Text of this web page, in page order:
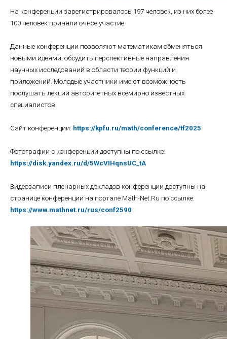
На конференции зарегистрировалось 197 человек, из них более
100 человек приняли очное участие.
Данные конференции позволяют математикам обменяться
новыми идеями, обсудить перспективные направления
научных исследований в области теории функций и
приложений. Молодые участники имеют возможность
послушать лекции авторитетных всемирно известных
специалистов.
Сайт конференции: https://kpfu.ru/math/conference/tf2025
Фотографии с конференции доступны по ссылке:
https://disk.yandex.ru/d/5WcVIHqnsUC_tA
Видеозаписи пленарных докладов конференции доступны на
странице конференции на портале Math-Net.Ru по ссылке:
https://www.mathnet.ru/rus/conf2590